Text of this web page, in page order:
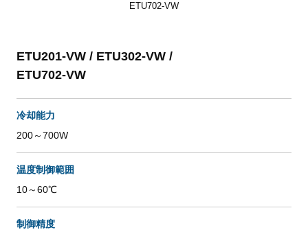
ETU201-VW / ETU302-VW /
ETU702-VW
冷却能力
200～700W
温度制御範囲
10～60℃
制御精度
ETU702-VW